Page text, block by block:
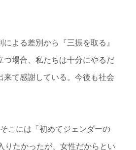
よる差別から『三振を取る』
つ場合、私たちは十分にやるだ
て感謝している。今後も社会
こには「初めてジェンダーの
りたかったが、女性だからとい